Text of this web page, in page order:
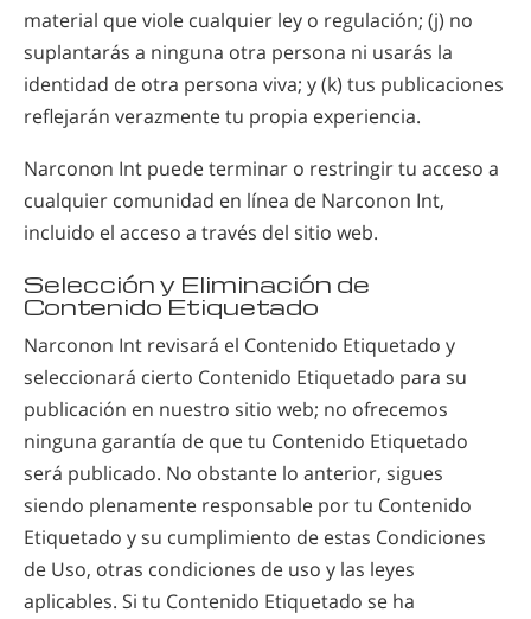
material que viole cualquier ley o regulación; (j) no
suplantarás a ninguna otra persona ni usarás la
identidad de otra persona viva; y (k) tus publicaciones
reflejarán verazmente tu propia experiencia.
Narconon Int puede terminar o restringir tu acceso a
cualquier comunidad en línea de Narconon Int,
incluido el acceso a través del sitio web.
Selección y Eliminación de
Contenido Etiquetado
Narconon Int revisará el Contenido Etiquetado y
seleccionará cierto Contenido Etiquetado para su
publicación en nuestro sitio web; no ofrecemos
ninguna garantía de que tu Contenido Etiquetado
será publicado. No obstante lo anterior, sigues
siendo plenamente responsable por tu Contenido
Etiquetado y su cumplimiento de estas Condiciones
de Uso, otras condiciones de uso y las leyes
aplicables. Si tu Contenido Etiquetado se ha